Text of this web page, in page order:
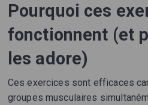
Pourquoi ces
fonctionnent (et
les adore)
Ces exercices sont efficaces
groupes musculaires